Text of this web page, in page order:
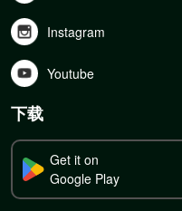
Instagram
Youtube
下载
Get it on
Google Play